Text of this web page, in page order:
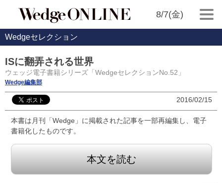
8/7(金)
Wedgeセレクション
ISに翻弄される世界
ウェッジ電子書籍シリーズ「WedgeセレクションNo.52」
Wedge編集部
2016/02/15
本書は月刊「Wedge」に掲載された記事を一部再編集し、電子
書籍化したものです。
本文を読む